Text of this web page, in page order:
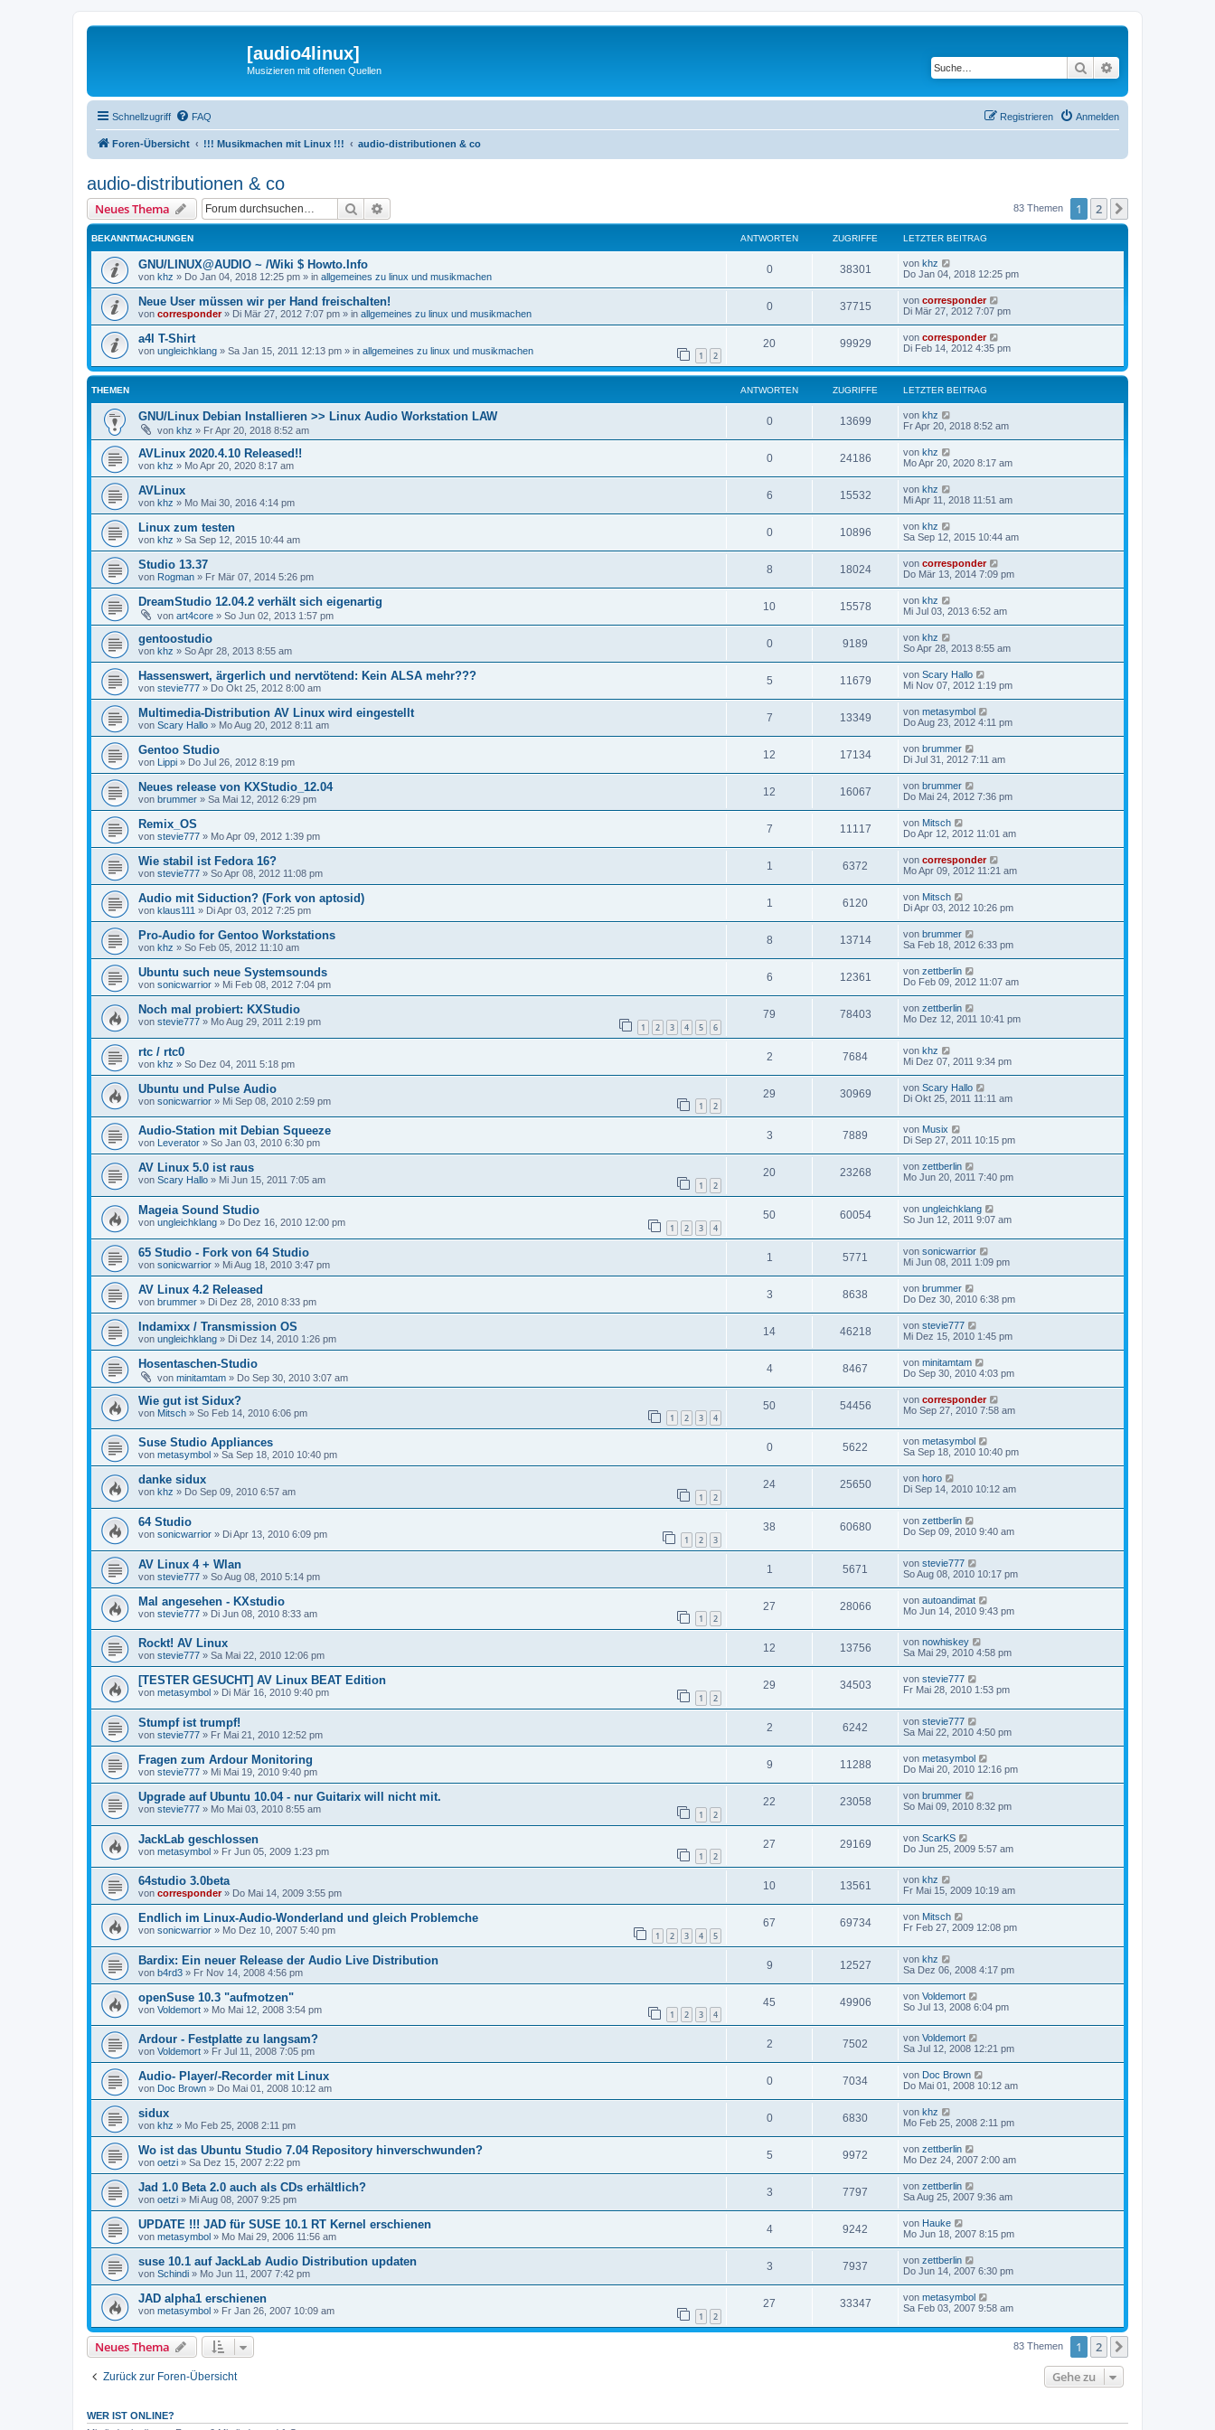
[audio4linux]
Musizieren mit offenen Quellen Suche
Schnellzugriff FAQ Anmelden
Registrieren
Foren-Übersicht !!! Musikmachen mit Linux !!! audio-distributionen & co
audio-distributionen & co
Neues Thema Suche 83 Themen 1 2
BEKANNTMACHUNGEN ANTWORTEN ZUGRIFFE LETZTER BEITRAG
GNU/LINUX@AUDIO ~ /Wiki $ Howto.Info
von khz » Do Jan 04, 2018 12:25 pm » in allgemeines zu linux und musikmachen
0 38301 von khz
Do Jan 04, 2018 12:25 pm
Neue User müssen wir per Hand freischalten!
von corresponder» Di Mär 27, 2012 7:07 pm » in allgemeines zu linux und musikmachen
0 37715 von corresponder
Di Mär 27, 2012 7:07 pm
a4l T-Shirt
von ungleichklang » Sa Jan 15, 2011 12:13 pm » in allgemeines zu linux und musikmachen 1 2
20 99929 von corresponder
Di Feb 14, 2012 4:35 pm
THEMEN ANTWORTEN ZUGRIFFE LETZTER BEITRAG
GNU/Linux Debian Installieren >> Linux Audio Workstation LAW
von khz » Fr Apr 20, 2018 8:52 am
0 13699 von khz
Fr Apr 20, 2018 8:52 am
AVLinux 2020.4.10 Released!!
von khz » Mo Apr 20, 2020 8:17 am
0 24186 von khz
Mo Apr 20, 2020 8:17 am
AVLinux
von khz » Mo Mai 30, 2016 4:14 pm
6 15532 von khz
Mi Apr 11, 2018 11:51 am
Linux zum testen
von khz » Sa Sep 12, 2015 10:44 am
0 10896 von khz
Sa Sep 12, 2015 10:44 am
Studio 13.37
von Rogman » Fr Mär 07, 2014 5:26 pm
8 18024 von corresponder
Do Mär 13, 2014 7:09 pm
DreamStudio 12.04.2 verhält sich eigenartig
von art4core » So Jun 02, 2013 1:57 pm
10 15578 von khz
Mi Jul 03, 2013 6:52 am
gentoostudio
von khz » So Apr 28, 2013 8:55 am
0 9189 von khz
So Apr 28, 2013 8:55 am
Hassenswert, ärgerlich und nervtötend: Kein ALSA mehr???
von stevie777 » Do Okt 25, 2012 8:00 am
5 11679 von Scary Hallo
Mi Nov 07, 2012 1:19 pm
Multimedia-Distribution AV Linux wird eingestellt
von Scary Hallo » Mo Aug 20, 2012 8:11 am
7 13349 von metasymbol
Do Aug 23, 2012 4:11 pm
Gentoo Studio
von Lippi » Do Jul 26, 2012 8:19 pm
12 17134 von brummer
Di Jul 31, 2012 7:11 am
Neues release von KXStudio_12.04
von brummer » Sa Mai 12, 2012 6:29 pm
12 16067 von brummer
Do Mai 24, 2012 7:36 pm
Remix_OS
von stevie777 » Mo Apr 09, 2012 1:39 pm
7 11117 von Mitsch
Do Apr 12, 2012 11:01 am
Wie stabil ist Fedora 16?
von stevie777 » So Apr 08, 2012 11:08 pm
1 6372 von corresponder
Mo Apr 09, 2012 11:21 am
Audio mit Siduction? (Fork von aptosid)
von klaus111 » Di Apr 03, 2012 7:25 pm
1 6120 von Mitsch
Di Apr 03, 2012 10:26 pm
Pro-Audio for Gentoo Workstations
von khz » So Feb 05, 2012 11:10 am
8 13714 von brummer
Sa Feb 18, 2012 6:33 pm
Ubuntu such neue Systemsounds
von sonicwarrior » Mi Feb 08, 2012 7:04 pm
6 12361 von zettberlin
Do Feb 09, 2012 11:07 am
Noch mal probiert: KXStudio
von stevie777 » Mo Aug 29, 2011 2:19 pm 1 2 3 4 5 6
79 78403 von zettberlin
Mo Dez 12, 2011 10:41 pm
rtc / rtc0
von khz » So Dez 04, 2011 5:18 pm
2 7684 von khz
Mi Dez 07, 2011 9:34 pm
Ubuntu und Pulse Audio
von sonicwarrior » Mi Sep 08, 2010 2:59 pm 1 2
29 30969 von Scary Hallo
Di Okt 25, 2011 11:11 am
Audio-Station mit Debian Squeeze
von Leverator » So Jan 03, 2010 6:30 pm
3 7889 von Musix
Di Sep 27, 2011 10:15 pm
AV Linux 5.0 ist raus
von Scary Hallo » Mi Jun 15, 2011 7:05 am 1 2
20 23268 von zettberlin
Mo Jun 20, 2011 7:40 pm
Mageia Sound Studio
von ungleichklang » Do Dez 16, 2010 12:00 pm 1 2 3 4
50 60054 von ungleichklang
So Jun 12, 2011 9:07 am
65 Studio - Fork von 64 Studio
von sonicwarrior » Mi Aug 18, 2010 3:47 pm
1 5771 von sonicwarrior
Mi Jun 08, 2011 1:09 pm
AV Linux 4.2 Released
von brummer » Di Dez 28, 2010 8:33 pm
3 8638 von brummer
Do Dez 30, 2010 6:38 pm
Indamixx / Transmission OS
von ungleichklang » Di Dez 14, 2010 1:26 pm
14 46218 von stevie777
Mi Dez 15, 2010 1:45 pm
Hosentaschen-Studio
von minitamtam » Do Sep 30, 2010 3:07 am
4 8467 von minitamtam
Do Sep 30, 2010 4:03 pm
Wie gut ist Sidux?
von Mitsch » So Feb 14, 2010 6:06 pm 1 2 3 4
50 54456 von corresponder
Mo Sep 27, 2010 7:58 am
Suse Studio Appliances
von metasymbol » Sa Sep 18, 2010 10:40 pm
0 5622 von metasymbol
Sa Sep 18, 2010 10:40 pm
danke sidux
von khz » Do Sep 09, 2010 6:57 am 1 2
24 25650 von horo
Di Sep 14, 2010 10:12 am
64 Studio
von sonicwarrior » Di Apr 13, 2010 6:09 pm 1 2 3
38 60680 von zettberlin
Do Sep 09, 2010 9:40 am
AV Linux 4 + Wlan
von stevie777 » So Aug 08, 2010 5:14 pm
1 5671 von stevie777
So Aug 08, 2010 10:17 pm
Mal angesehen - KXstudio
von stevie777 » Di Jun 08, 2010 8:33 am 1 2
27 28066 von autoandimat
Mo Jun 14, 2010 9:43 pm
Rockt! AV Linux
von stevie777 » Sa Mai 22, 2010 12:06 pm
12 13756 von nowhiskey
Sa Mai 29, 2010 4:58 pm
[TESTER GESUCHT] AV Linux BEAT Edition
von metasymbol » Di Mär 16, 2010 9:40 pm 1 2
29 34503 von stevie777
Fr Mai 28, 2010 1:53 pm
Stumpf ist trumpf!
von stevie777 » Fr Mai 21, 2010 12:52 pm
2 6242 von stevie777
Sa Mai 22, 2010 4:50 pm
Fragen zum Ardour Monitoring
von stevie777 » Mi Mai 19, 2010 9:40 pm
9 11288 von metasymbol
Do Mai 20, 2010 12:16 pm
Upgrade auf Ubuntu 10.04 - nur Guitarix will nicht mit.
von stevie777 » Mo Mai 03, 2010 8:55 am 1 2
22 23058 von brummer
So Mai 09, 2010 8:32 pm
JackLab geschlossen
von metasymbol » Fr Jun 05, 2009 1:23 pm 1 2
27 29169 von ScarKS
Do Jun 25, 2009 5:57 am
64studio 3.0beta
von corresponder» Do Mai 14, 2009 3:55 pm
10 13561 von khz
Fr Mai 15, 2009 10:19 am
Endlich im Linux-Audio-Wonderland und gleich Problemche
von sonicwarrior » Mo Dez 10, 2007 5:40 pm 1 2 3 4 5
67 69734 von Mitsch
Fr Feb 27, 2009 12:08 pm
Bardix: Ein neuer Release der Audio Live Distribution
von b4rd3 » Fr Nov 14, 2008 4:56 pm
9 12527 von khz
Sa Dez 06, 2008 4:17 pm
openSuse 10.3 "aufmotzen"
von Voldemort » Mo Mai 12, 2008 3:54 pm 1 2 3 4
45 49906 von Voldemort
So Jul 13, 2008 6:04 pm
Ardour - Festplatte zu langsam?
von Voldemort » Fr Jul 11, 2008 7:05 pm
2 7502 von Voldemort
Sa Jul 12, 2008 12:21 pm
Audio- Player/-Recorder mit Linux
von Doc Brown » Do Mai 01, 2008 10:12 am
0 7034 von Doc Brown
Do Mai 01, 2008 10:12 am
sidux
von khz » Mo Feb 25, 2008 2:11 pm
0 6830 von khz
Mo Feb 25, 2008 2:11 pm
Wo ist das Ubuntu Studio 7.04 Repository hinverschwunden?
von oetzi » Sa Dez 15, 2007 2:22 pm
5 9972 von zettberlin
Mo Dez 24, 2007 2:00 am
Jad 1.0 Beta 2.0 auch als CDs erhältlich?
von oetzi » Mi Aug 08, 2007 9:25 pm
3 7797 von zettberlin
Sa Aug 25, 2007 9:36 am
UPDATE !!! JAD für SUSE 10.1 RT Kernel erschienen
von metasymbol » Mo Mai 29, 2006 11:56 am
4 9242 von Hauke
Mo Jun 18, 2007 8:15 pm
suse 10.1 auf JackLab Audio Distribution updaten
von Schindi » Mo Jun 11, 2007 7:42 pm
3 7937 von zettberlin
Do Jun 14, 2007 6:30 pm
JAD alpha1 erschienen
von metasymbol » Fr Jan 26, 2007 10:09 am 1 2
27 33347 von metasymbol
Sa Feb 03, 2007 9:58 am
Neues Thema 83 Themen 1 2
Zurück zur Foren-Übersicht Gehe zu
WER IST ONLINE?